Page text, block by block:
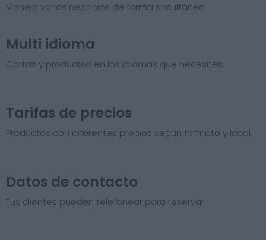
Maneja varios negocios de forma simultánea.
Multi idioma
Cartas y productos en los idiomas que necesites.
Tarifas de precios​
Productos con diferentes precios según formato y local.
Datos de contacto
Tus clientes pueden telefonear para reservar.